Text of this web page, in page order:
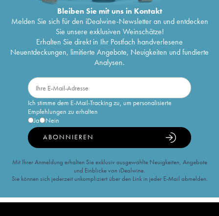
Bleiben Sie mit uns in Kontakt
Melden Sie sich für den iDealwine-Newsletter an und entdecken
Sie unsere exklusiven Weinschätze!
Erhalten Sie direkt in Ihr Postfach handverlesene
Neuentdeckungen, limitierte Angebote, Neuigkeiten und fundierte
Analysen.
Ich stimme dem E-Mail-Tracking zu, um personalisierte
Empfehlungen zu erhalten
Ja
Nein
ABONNIEREN
Mit Ihrer Anmeldung erhalten Sie exklusiv ausgewählte Neuigkeiten, Angebote
und Einblicke von iDealwine.
Sie können sich jederzeit unkompliziert über den Link in jeder E-Mail abmelden.